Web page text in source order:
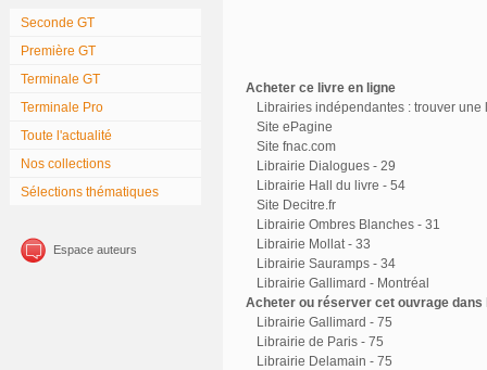
Seconde GT
Première GT
Terminale GT
Terminale Pro
Toute l'actualité
Nos collections
Sélections thématiques
Espace auteurs
Acheter ce livre en ligne
Librairies indépendantes : trouver une
Site ePagine
Site fnac.com
Librairie Dialogues - 29
Librairie Hall du livre - 54
Site Decitre.fr
Librairie Ombres Blanches - 31
Librairie Mollat - 33
Librairie Sauramps - 34
Librairie Gallimard - Montréal
Acheter ou réserver cet ouvrage
Librairie Gallimard - 75
Librairie de Paris - 75
Librairie Delamain - 75